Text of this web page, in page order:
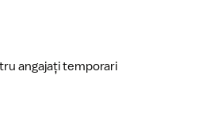
angajați temporari